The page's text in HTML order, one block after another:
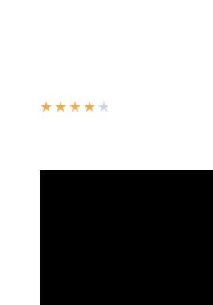
★★★★ ★